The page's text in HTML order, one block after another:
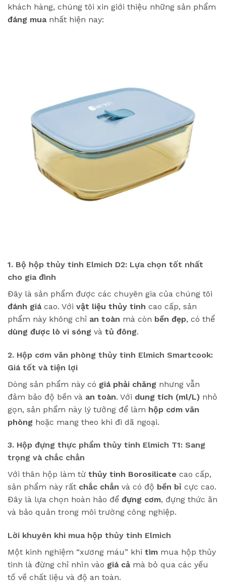
khách hàng, chúng tôi xin giới thiệu những sản phẩm
đáng muanhất hiện nay:
1. Bộ hộp thủy tinh Elmich D2: Lựa chọn tốt nhất
cho gia đình
Đây là sản phẩm được các chuyên gia của chúng tôi
đánh giácao. Với vật liệu thủy tinh cao cấp, sản
phẩm này không chỉ an toàn mà còn bền đẹp, có thể
dùng được lò vi sóng và tủ đông.
2. Hộp cơm văn phòng thủy tinh Elmich Smartcook:
Giá tốt và tiện lợi
Dòng sản phẩm này có giá phải chăng nhưng vẫn
đảm bảo độ bền và an toàn. Với dung tích (ml/L) nhỏ
gọn, sản phẩm này lý tưởng để làm hộp cơm văn
phòng hoặc mang theo khi đi dã ngoại.
3. Hộp đựng thực phẩm thủy tinh Elmich T1: Sang
trọng và chắc chắn
Với thân hộp làm từ thủy tinh Borosilicate cao cấp,
sản phẩm này rất chắc chắn và có độ bền bỉ cực cao.
Đây là lựa chọn hoàn hảo để đựng cơm, đựng thức ăn
và bảo quản trong môi trường công nghiệp.
Lời khuyên khi mua hộp thủy tinh Elmich
Một kinh nghiệm “xương máu” khi tìm mua hộp thủy
tinh là đừng chỉ nhìn vào giá cả mà bỏ qua các yếu
tố về chất liệu và độ an toàn.